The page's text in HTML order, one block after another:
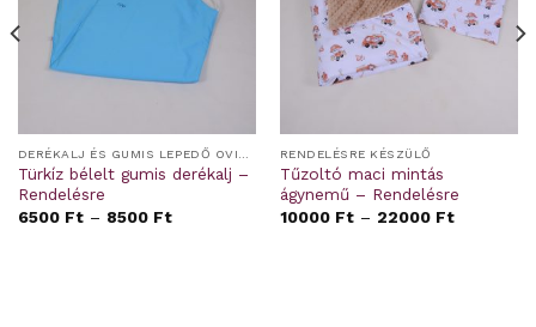
Türkíz bélelt gumis derékalj –
Rendelésre
6500 Ft– 8500 Ft
RENDELÉSRE KÉSZÜLŐ
Tűzoltó maci mintás
ágynemű – Rendelésre
10000 Ft– 22000 Ft